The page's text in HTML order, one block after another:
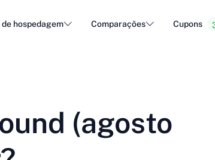
de hospedagem
de e-mail
Comparações Cupons
(agosto